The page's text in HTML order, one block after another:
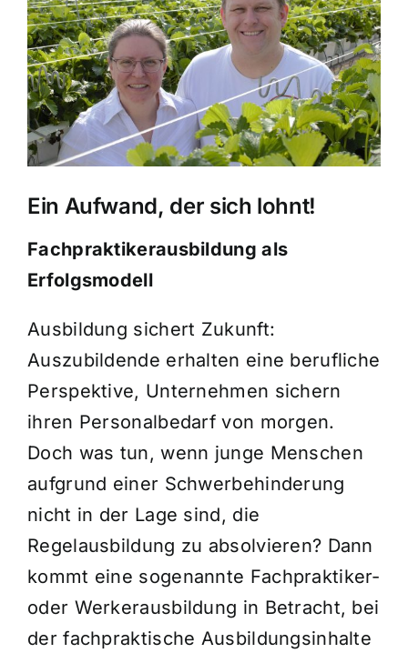
Verbundpartner
Aktuelles
Suche
nach:
Bild
Ein Aufwand, der sich lohnt!
Fachpraktikerausbildung als
Erfolgsmodell
Ausbildung sichert Zukunft:
Auszubildende erhalten eine berufliche
Perspektive, Unternehmen sichern
ihren Personalbedarf von morgen.
Doch was tun, wenn junge Menschen
aufgrund einer Schwerbehinderung
nicht in der Lage sind, die
Regelausbildung zu absolvieren? Dann
kommt eine sogenannte Fachpraktiker-
oder Werkerausbildung in Betracht, bei
der fachpraktische Ausbildungsinhalte